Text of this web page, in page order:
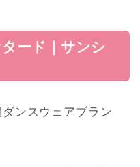
ード｜サンシ
ンスウェアブラン